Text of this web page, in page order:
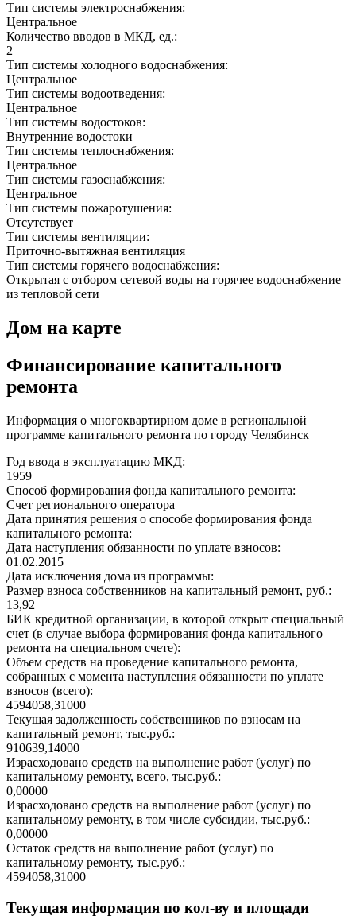
Тип системы электроснабжения:
Центральное
Количество вводов в МКД, ед.:
2
Тип системы холодного водоснабжения:
Центральное
Тип системы водоотведения:
Центральное
Тип системы водостоков:
Внутренние водостоки
Тип системы теплоснабжения:
Центральное
Тип системы газоснабжения:
Центральное
Тип системы пожаротушения:
Отсутствует
Тип системы вентиляции:
Приточно-вытяжная вентиляция
Тип системы горячего водоснабжения:
Открытая с отбором сетевой воды на горячее водоснабжение
из тепловой сети
Дом на карте
Финансирование капитального
ремонта
Информация о многоквартирном доме в региональной
программе капитального ремонта по городу Челябинск
Год ввода в эксплуатацию МКД:
1959
Способ формирования фонда капитального ремонта:
Счет регионального оператора
Дата принятия решения о способе формирования фонда
капитального ремонта:
Дата наступления обязанности по уплате взносов:
01.02.2015
Дата исключения дома из программы:
Размер взноса собственников на капитальный ремонт, руб.:
13,92
БИК кредитной организации, в которой открыт специальный
счет (в случае выбора формирования фонда капитального
ремонта на специальном счете):
Объем средств на проведение капитального ремонта,
собранных с момента наступления обязанности по уплате
взносов (всего):
4594058,31000
Текущая задолженность собственников по взносам на
капитальный ремонт, тыс.руб.:
910639,14000
Израсходовано средств на выполнение работ (услуг) по
капитальному ремонту, всего, тыс.руб.:
0,00000
Израсходовано средств на выполнение работ (услуг) по
капитальному ремонту, в том числе субсидии, тыс.руб.:
0,00000
Остаток средств на выполнение работ (услуг) по
капитальному ремонту, тыс.руб.:
4594058,31000
Текущая информация по кол-ву и площади